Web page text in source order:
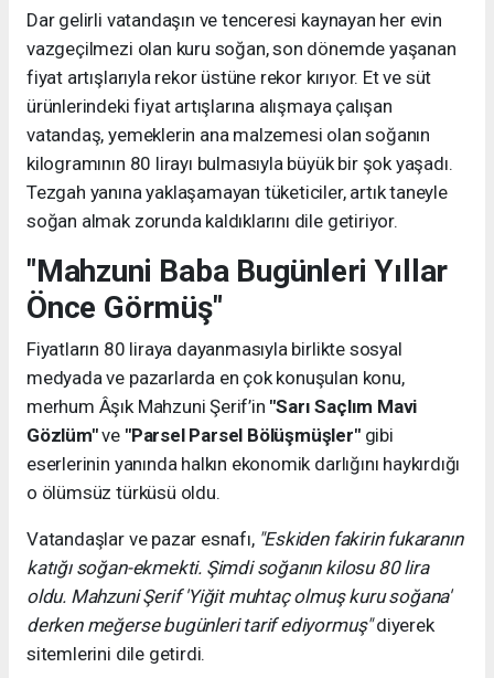
Dar gelirli vatandaşın ve tenceresi kaynayan her evin
vazgeçilmezi olan kuru soğan, son dönemde yaşanan
fiyat artışlarıyla rekor üstüne rekor kırıyor. Et ve süt
ürünlerindeki fiyat artışlarına alışmaya çalışan
vatandaş, yemeklerin ana malzemesi olan soğanın
kilogramının 80 lirayı bulmasıyla büyük bir şok yaşadı.
Tezgah yanına yaklaşamayan tüketiciler, artık taneyle
soğan almak zorunda kaldıklarını dile getiriyor.
"Mahzuni Baba Bugünleri Yıllar
Önce Görmüş"
Fiyatların 80 liraya dayanmasıyla birlikte sosyal
medyada ve pazarlarda en çok konuşulan konu,
merhum Âşık Mahzuni Şerif’in "Sarı Saçlım Mavi
Gözlüm"ve "Parsel Parsel Bölüşmüşler"gibi
eserlerinin yanında halkın ekonomik darlığını haykırdığı
o ölümsüz türküsü oldu.
Vatandaşlar ve pazar esnafı, "Eskiden fakirin fukaranın
katığı soğan-ekmekti. Şimdi soğanın kilosu 80 lira
oldu. Mahzuni Şerif 'Yiğit muhtaç olmuş kuru soğana'
derken meğerse bugünleri tarif ediyormuş"diyerek
sitemlerini dile getirdi.